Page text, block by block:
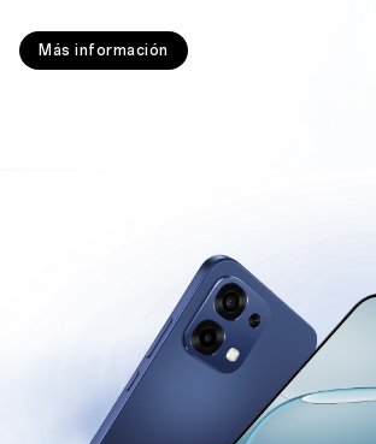
Más información